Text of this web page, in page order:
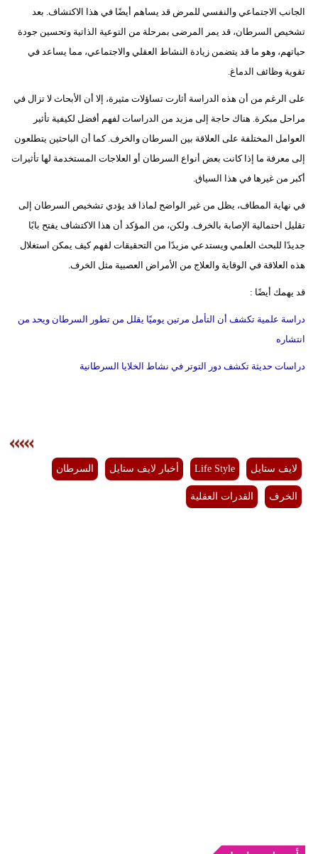
الجانب الاجتماعي والنفسي للمرض قد يساهم أيضًا في هذا الاكتشاف. بعد
تشخيص السرطان، قد يمر المرضى بمرحلة من التوعية الذاتية وتحسين جودة
حياتهم، وهو ما قد يتضمن زيادة النشاط العقلي والاجتماعي، مما يساعد في
تقوية وظائف الدماغ.
على الرغم من أن هذه الدراسة أثارت تساؤلات مثيرة، إلا أن الأبحاث لا تزال في
مراحل مبكرة. هناك حاجة إلى مزيد من الدراسات لفهم أفضل لكيفية تأثير
العوامل المختلفة على العلاقة بين السرطان والخرف. كما أن الباحثين يتطلعون
إلى معرفة ما إذا كانت بعض أنواع السرطان أو العلاجات المستخدمة لها تأثيرات
أكبر من غيرها في هذا السياق.
في نهاية المطاف، يظل من غير الواضح لماذا قد يؤدي تشخيص السرطان إلى
تقليل احتمالية الإصابة بالخرف. ولكن، من المؤكد أن هذا الاكتشاف يفتح بابًا
جديدًا للبحث العلمي ويستدعي مزيدًا من التحقيقات لفهم كيف يمكن استغلال
هذه العلاقة في الوقاية والعلاج من الأمراض العصبية مثل الخرف.
قد يهمك أيضًا :
دراسة علمية تكشف أن التأمل مرتين يوميًا يقلل من تطور السرطان ويحد من
انتشاره
دراسات حديثة تكشف دور التوتر في نشاط الخلايا السرطانية
لايف ستايل Life Style أخبار لايف ستايل السرطان
الخرف القدرات العقلية